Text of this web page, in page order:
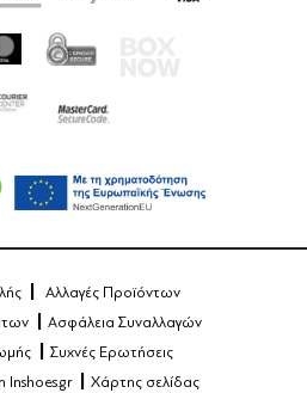
Αλλαγές Προϊόντων
Ασφάλεια Συναλλαγών
Συχνές Ερωτήσεις
Χάρτης σελίδας